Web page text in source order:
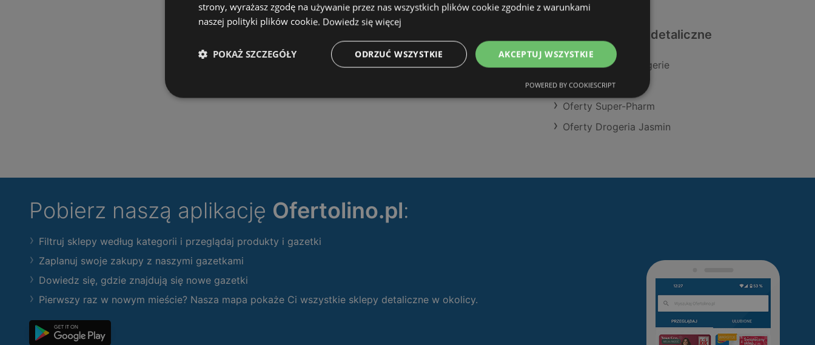
Podobne sklepy detaliczne
Oferty Natura Drogerie
Oferty Hebe
Oferty Super-Pharm
Oferty Drogeria Jasmin
Pobierz naszą aplikację Ofertolino.pl:
Filtruj sklepy według kategorii i przeglądaj produkty i gazetki
Zaplanuj swoje zakupy z naszymi gazetkami
Dowiedz się, gdzie znajdują się nowe gazetki
Pierwszy raz w nowym mieście? Nasza mapa pokaże Ci wszystkie sklepy detaliczne w okolicy.
strony, wyrażasz zgodę na używanie przez nas wszystkich plików cookie zgodnie z warunkami
naszej polityki plików cookie. Dowiedz się więcej
AKCEPTUJ WSZYSTKIE
ODRZUĆ WSZYSTKIE
POKAŻ SZCZEGÓŁY
POWERED BY COOKIESCRIPT